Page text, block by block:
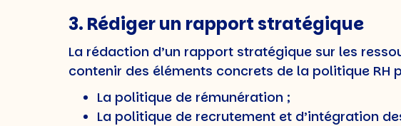
3. Rédiger un rapport stratégique
La rédaction d’un rapport stratégique sur les
contenir des éléments concrets de la politique RH
La politique de rémunération ;
La politique de recrutement et d’intégration